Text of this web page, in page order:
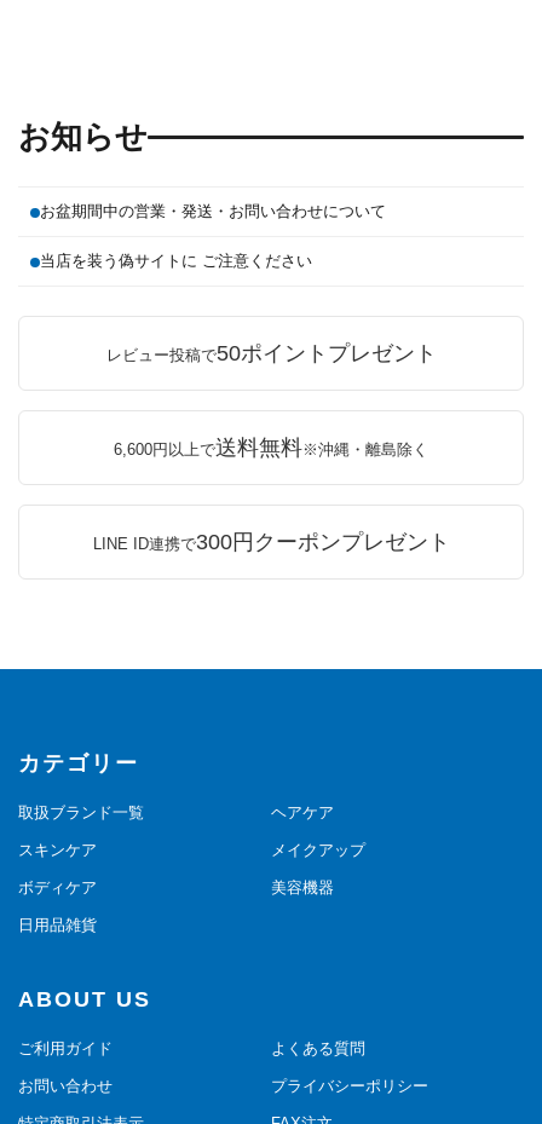
お知らせ
お盆期間中の営業・発送・お問い合わせについて
当店を装う偽サイトに ご注意ください
レビュー投稿で50ポイントプレゼント
6,600円以上で送料無料※沖縄・離島除く
LINE ID連携で300円クーポンプレゼント
カテゴリー
取扱ブランド一覧 ヘアケア
スキンケア メイクアップ
ボディケア 美容機器
日用品雑貨
ABOUT US
ご利用ガイド よくある質問
お問い合わせ プライバシーポリシー